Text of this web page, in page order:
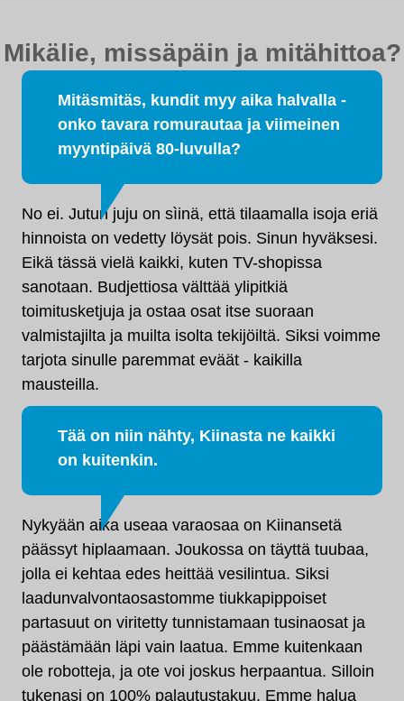
Mikälie, missäpäin ja mitähittoa?
Mitäsmitäs, kundit myy aika halvalla -
onko tavara romurautaa ja viimeinen
myyntipäivä 80-luvulla?
No ei. Jutun juju on sìinä, että tilaamalla isoja eriä
hinnoista on vedetty löysät pois. Sinun hyväksesi.
Eikä tässä vielä kaikki, kuten TV-shopissa
sanotaan. Budjettiosa välttää ylipitkiä
toimitusketjuja ja ostaa osat itse suoraan
valmistajilta ja muilta isolta tekijöiltä. Siksi voimme
tarjota sinulle paremmat eväät - kaikilla
mausteilla.
Tää on niin nähty, Kiinasta ne kaikki
on kuitenkin.
Nykyään aika useaa varaosaa on Kiinansetä
päässyt hiplaamaan. Joukossa on täyttä tuubaa,
jolla ei kehtaa edes heittää vesilintua. Siksi
laadunvalvontaosastomme tiukkapippoiset
partasuut on viritetty tunnistamaan tusinaosat ja
päästämään läpi vain laatua. Emme kuitenkaan
ole robotteja, ja ote voi joskus herpaantua. Silloin
tukenasi on 100% palautustakuu. Emme halua